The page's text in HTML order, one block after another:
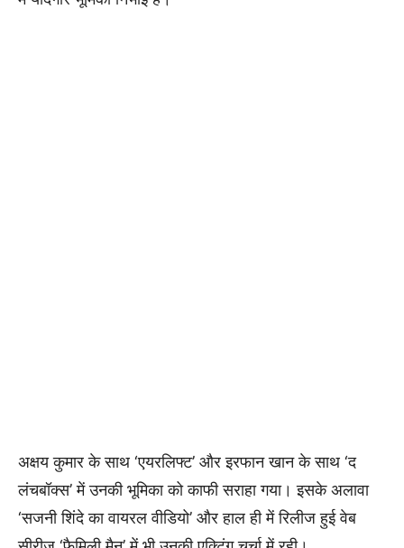
अक्षय कुमार के साथ ‘एयरलिफ्ट’ और इरफान खान के साथ ‘द
लंचबॉक्स’ में उनकी भूमिका को काफी सराहा गया। इसके अलावा
‘सजनी शिंदे का वायरल वीडियो’ और हाल ही में रिलीज हुई वेब